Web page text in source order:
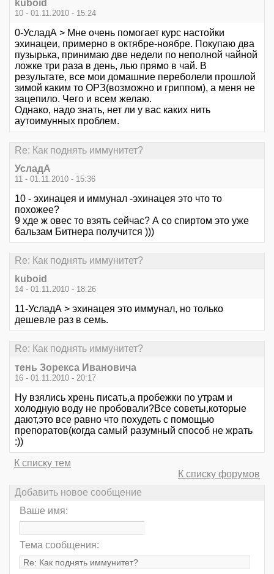
kuboid
10 - 01.11.2010 - 15:24
0-УсладА > Мне очень помогает курс настойки
эхинацеи, примерно в октябре-ноябре. Покупаю два
пузырька, принимаю две недели по неполной чайной
ложке три раза в день, лью прямо в чай. В
результате, все мои домашние переболели прошлой
зимой каким то ОРЗ(возможно и гриппом), а меня не
зацепило. Чего и всем желаю.
Однако, надо знать, нет ли у вас каких нить
аутоимунных проблем.
Re: Как поднять иммунитет?
УсладА
11 - 01.11.2010 - 15:36
10 - эхинацея и иммунал -эхинацея это что то
похожее?
9 хде ж овес то взять сейчас? А со спиртом это уже
бальзам Битнера получится )))
Re: Как поднять иммунитет?
kuboid
14 - 01.11.2010 - 18:26
11-УсладА > эхинацея это иммунал, но только
дешевле раз в семь.
Re: Как поднять иммунитет?
тень Зорекса Ивановича
16 - 01.11.2010 - 20:17
Ну взялись хрень писать,а пробежки по утрам и
холодную воду не пробовали?Все советы,которые
дают,это все равно что похудеть с помощью
препоратов(когда самый разумный способ не жрать
:))
К списку тем
К списку форумов
Добавить новое сообщение
Ваше имя:
Тема сообщения: